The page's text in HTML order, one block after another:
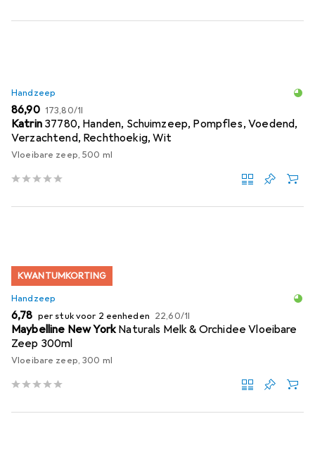
Handzeep
EUR
86,90 EUR
173,80/1l
Katrin 37780, Handen, Schuimzeep, Pompfles, Voedend,
Verzachtend, Rechthoekig, Wit
Vloeibare zeep, 500 ml
KWANTUMKORTING
Handzeep
EUR
6,78 per stuk voor 2 eenheden EUR
22,60/1l
Maybelline New YorkNaturals Melk & Orchidee Vloeibare
Zeep 300ml
Vloeibare zeep, 300 ml